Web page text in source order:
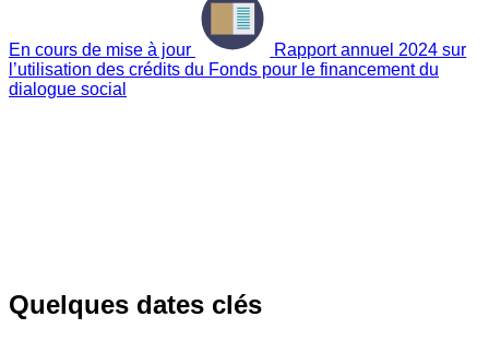
En cours de mise à jour
Rapport annuel 2024 sur
l’utilisation des crédits du Fonds pour le financement du
dialogue social
Quelques dates clés